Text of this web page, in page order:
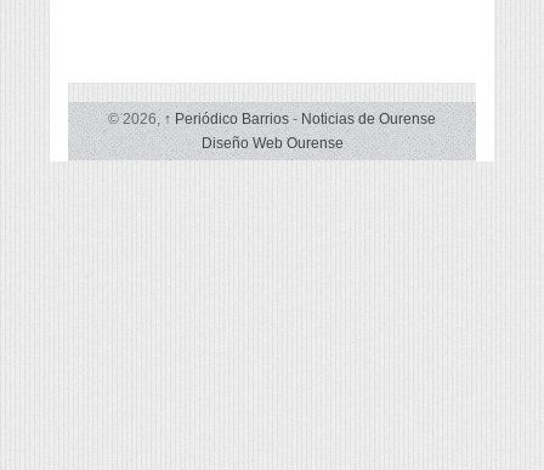
© 2026, ↑ Periódico Barrios- Noticias de Ourense
Diseño Web Ourense